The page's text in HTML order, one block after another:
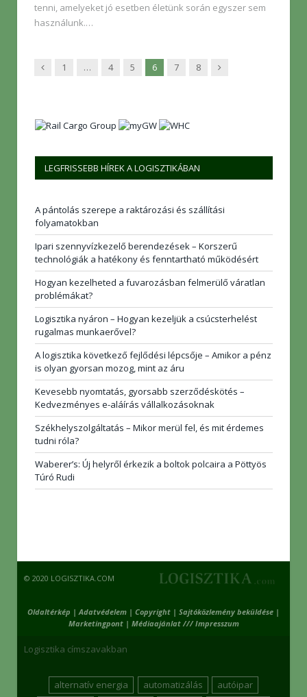
tenni, amelyeket jó esetben életünk során egyszer sem
használunk.…
Előző1 … 4 5 6 7 8 Következő
LEGFRISSEBB HÍREK A LOGISZTIKÁBAN
A pántolás szerepe a raktározási és szállítási
folyamatokban
Ipari szennyvízkezelő berendezések – Korszerű
technológiák a hatékony és fenntartható működésért
Hogyan kezelheted a fuvarozásban felmerülő váratlan
problémákat?
Logisztika nyáron – Hogyan kezeljük a csúcsterhelést
rugalmas munkaerővel?
A logisztika következő fejlődési lépcsője – Amikor a pénz
is olyan gyorsan mozog, mint az áru
Kevesebb nyomtatás, gyorsabb szerződéskötés –
Kedvezményes e-aláírás vállalkozásoknak
Székhelyszolgáltatás – Mikor merül fel, és mit érdemes
tudni róla?
Waberer’s: Új helyről érkezik a boltok polcaira a Pöttyös
Túró Rudi
© 2020 LOGISZTIKA.COM
Oldaltérkép | Adatvédelem | Copyright | Sajtóközlemény beküldése |
Marketingpont| Médiaajánlat /// Impresszum
Logisztika címszavakban
alternatív energia automatizálás
autóipar